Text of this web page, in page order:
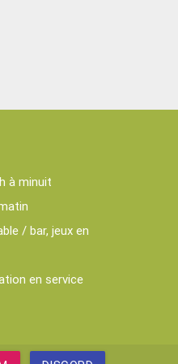
à minuit
/ bar, jeux en
en service